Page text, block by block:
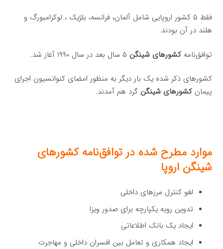
فقط ۵ کشور اروپایی شامل آلمان، فرانسه، بلژیک ، لوکزامبورگ و
هلند در آن بودند.
توافق‌نامهکشورهای شینگن ۵ سال بعد در سال ۱۹۹۰ آغاز شد.
کشورهای ذکر شده یک بار دیگر به منظور امضای کنوانسیون اجرای
پیمانکشورهای شینگنگرد هم آمدند.
موارد مطرح شده در توافق‌نامه کشورهای
شینگن اروپا
لغو کنترل مرزهای داخلی
تدوین رویه یکپارچه برای صدور ویزا
ایجاد یک بانک اطلاعاتی
ایجاد همکاری و تعامل بین افسران داخلی و مهاجرت